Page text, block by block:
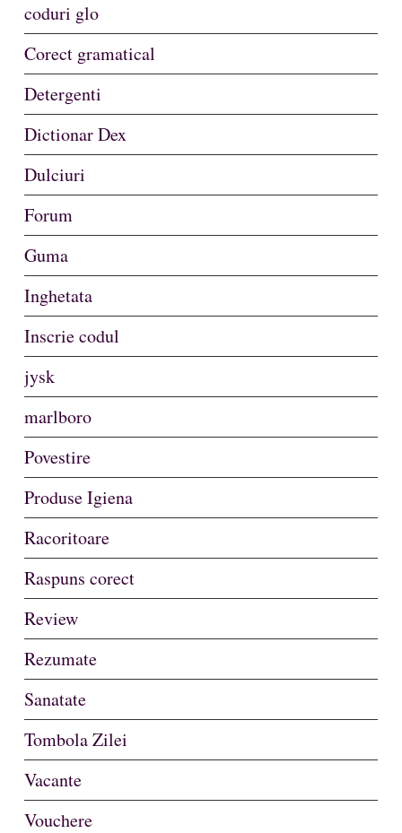
coduri glo
Corect gramatical
Detergenti
Dictionar Dex
Dulciuri
Forum
Guma
Inghetata
Inscrie codul
jysk
marlboro
Povestire
Produse Igiena
Racoritoare
Raspuns corect
Review
Rezumate
Sanatate
Tombola Zilei
Vacante
Vouchere